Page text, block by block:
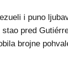
i puno
pred
brojne